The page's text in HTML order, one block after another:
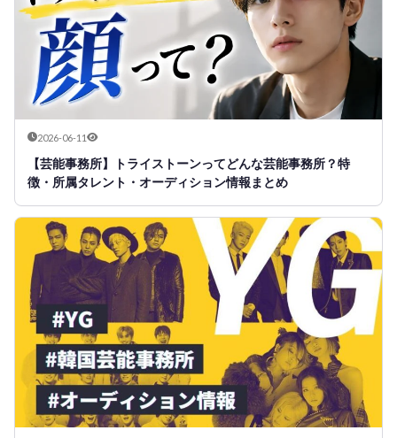
2026-06-11
【芸能事務所】トライストーンってどんな芸能事務所？特
徴・所属タレント・オーディション情報まとめ